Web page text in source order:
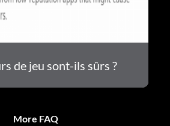
de jeu sont-ils sûrs ?
More FAQ